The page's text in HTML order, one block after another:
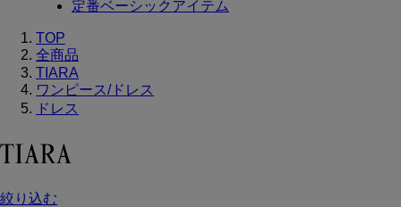
定番ベーシックアイテム
TOP
全商品
TIARA
ワンピース/ドレス
ドレス
絞り込む